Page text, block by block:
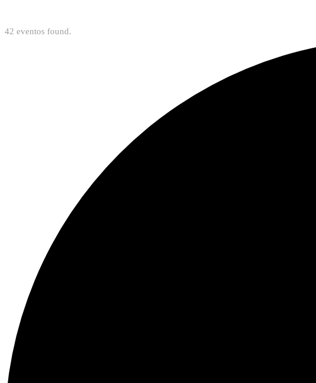
42 eventos found.